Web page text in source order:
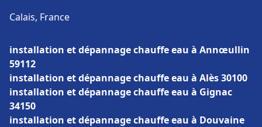
Calais, France
installation et dépannage chauffe eau à Annœullin
59112
installation et dépannage chauffe eau à Alès 30100
installation et dépannage chauffe eau à Gignac
34150
installation et dépannage chauffe eau à Douvaine